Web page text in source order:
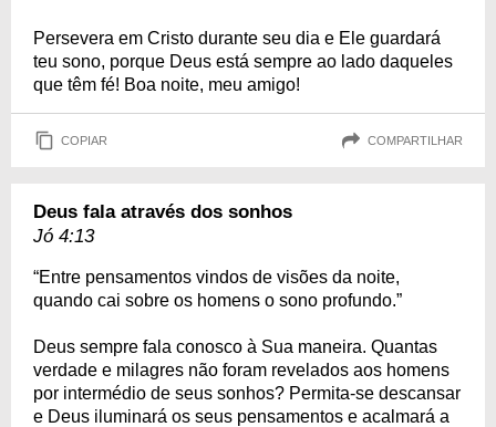
Persevera em Cristo durante seu dia e Ele guardará
teu sono, porque Deus está sempre ao lado daqueles
que têm fé! Boa noite, meu amigo!
COPIAR COMPARTILHAR
Deus fala através dos sonhos
Jó 4:13
“Entre pensamentos vindos de visões da noite,
quando cai sobre os homens o sono profundo.”
Deus sempre fala conosco à Sua maneira. Quantas
verdade e milagres não foram revelados aos homens
por intermédio de seus sonhos? Permita-se descansar
e Deus iluminará os seus pensamentos e acalmará a